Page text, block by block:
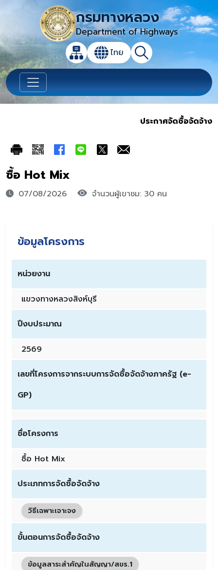
กรมทางหลวง
Department of Highways
แผนผังเว็บไซต์
เปลี่ยนภาษา
ไทย ค้นหา
เปิดกล่องค้นหาข้อมูลหลักของเว็บไซต์
ประกาศจัดซื้อจัดจ้าง
ซื้อ Hot Mix
07/08/2026 จำนวนผู้เขาชม: 30 คน
ข้อมูลโครงการ
หน่วยงาน
แขวงทางหลวงสิงห์บุรี
ปีงบประมาณ
2569
เลขที่โครงการจากระบบการจัดซื้อจัดจ้างภาครัฐ (e-
GP)
ชื่อโครงการ
ซื้อ Hot Mix
ประเภทการจัดซื้อจัดจ้าง
วิธีเฉพาะเจาะจง
ขั้นตอนการจัดซื้อจัดจ้าง
ข้อมูลสาระสำคัญในสัญญา/สขร.1